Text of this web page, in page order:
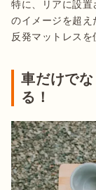
特に、リアに設
のイメージを超
反発マットレスを
車だけで
る！